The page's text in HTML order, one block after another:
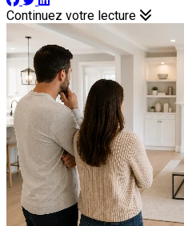
Continuez votre lecture